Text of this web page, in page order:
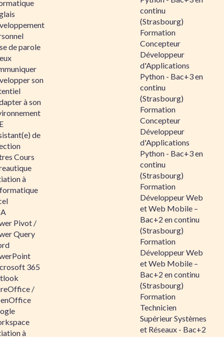
de parole
son
à son
de
Cours
à
Pivot /
Query
365
/
à
continu
(Strasbourg)
Formation
Concepteur
Développeur
d'Applications
Python - Bac+3 en
continu
(Strasbourg)
Formation
Concepteur
Développeur
d'Applications
Python - Bac+3 en
continu
(Strasbourg)
Formation
Développeur Web
et Web Mobile –
Bac+2 en continu
(Strasbourg)
Formation
Développeur Web
et Web Mobile –
Bac+2 en continu
(Strasbourg)
Formation
Technicien
Supérieur Systèmes
et Réseaux - Bac+2